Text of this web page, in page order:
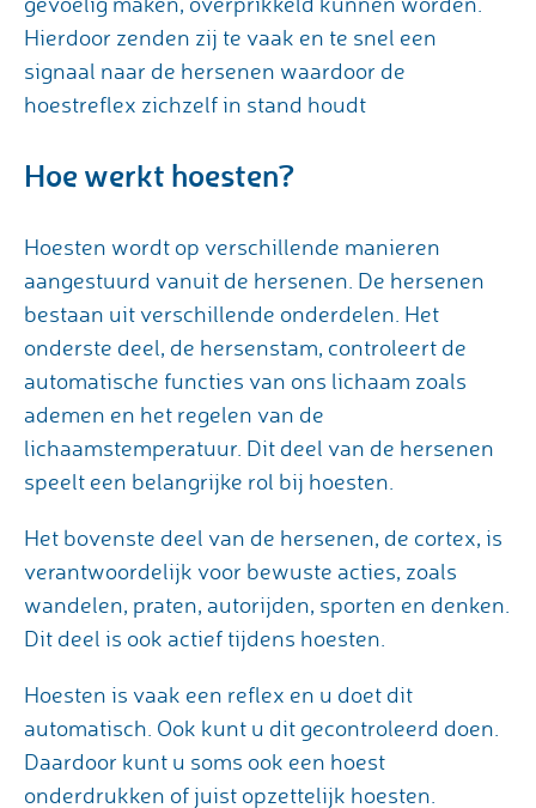
Hierdoor zenden zij te vaak en te snel een
signaal naar de hersenen waardoor de
hoestreflex zichzelf in stand houdt
Hoe werkt hoesten?
Hoesten wordt op verschillende manieren
aangestuurd vanuit de hersenen. De hersenen
bestaan uit verschillende onderdelen. Het
onderste deel, de hersenstam, controleert de
automatische functies van ons lichaam zoals
ademen en het regelen van de
lichaamstemperatuur. Dit deel van de hersenen
speelt een belangrijke rol bij hoesten.
Het bovenste deel van de hersenen, de cortex, is
verantwoordelijk voor bewuste acties, zoals
wandelen, praten, autorijden, sporten en denken.
Dit deel is ook actief tijdens hoesten.
Hoesten is vaak een reflex en u doet dit
automatisch. Ook kunt u dit gecontroleerd doen.
Daardoor kunt u soms ook een hoest
onderdrukken of juist opzettelijk hoesten.